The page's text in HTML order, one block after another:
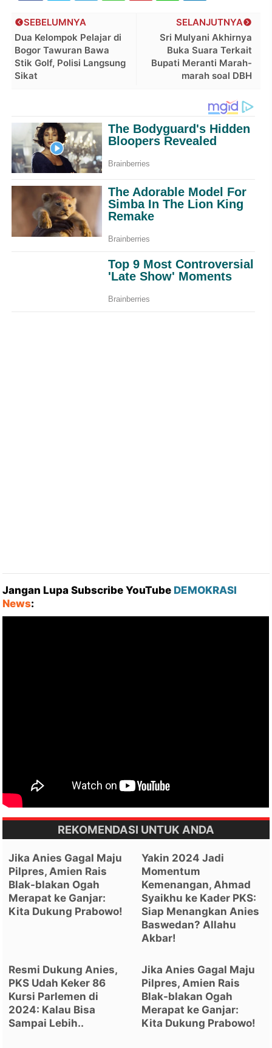
SELANJUTNYA
Sri Mulyani Akhirnya
Buka Suara Terkait
Bupati Meranti Marah-
marah soal DBH
SEBELUMNYA
Dua Kelompok Pelajar di
Bogor Tawuran Bawa
Stik Golf, Polisi Langsung
Sikat
Jangan Lupa Subscribe YouTube DEMOKRASI
News:
REKOMENDASI UNTUK ANDA
Jika Anies Gagal Maju
Pilpres, Amien Rais
Blak-blakan Ogah
Merapat ke Ganjar:
Kita Dukung Prabowo!
Yakin 2024 Jadi
Momentum
Kemenangan, Ahmad
Syaikhu ke Kader PKS:
Siap Menangkan Anies
Baswedan? Allahu
Akbar!
Resmi Dukung Anies,
PKS Udah Keker 86
Kursi Parlemen di
2024: Kalau Bisa
Sampai Lebih..
Jika Anies Gagal Maju
Pilpres, Amien Rais
Blak-blakan Ogah
Merapat ke Ganjar:
Kita Dukung Prabowo!